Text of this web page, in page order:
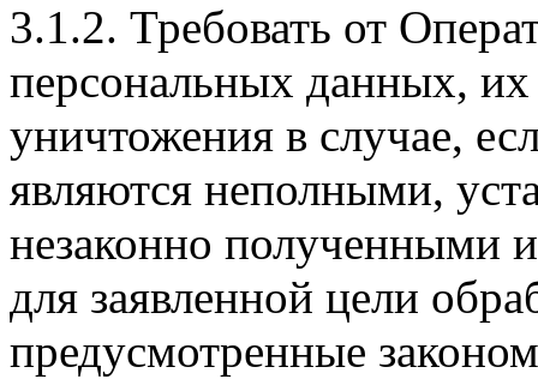
3.1.2. Требовать от
персональных данных,
уничтожения в случае,
являются неполными,
незаконно полученными
для заявленной цели
предусмотренные